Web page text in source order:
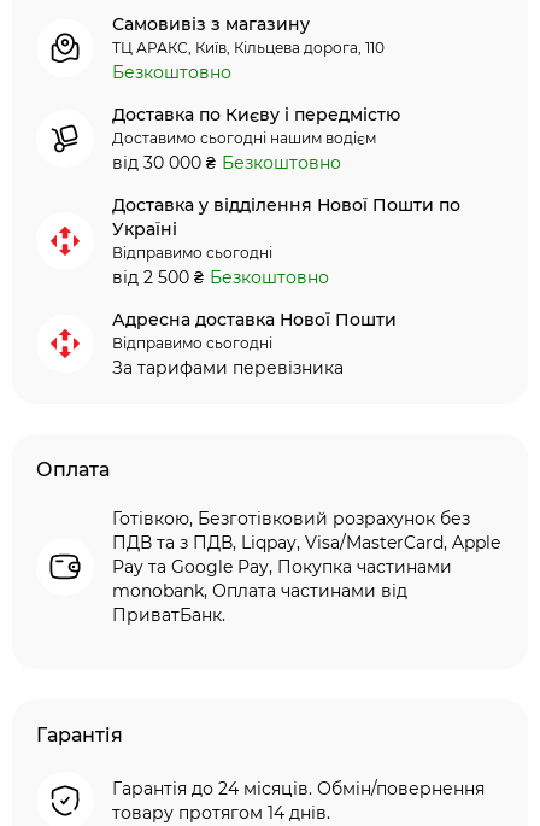
Самовивіз з магазину
ТЦ АРАКС, Київ, Кільцева дорога, 110
Безкоштовно
Доставка по Києву і передмістю
Доставимо сьогодні нашим водієм
від 30 000 ₴ Безкоштовно
Доставка у відділення Нової Пошти по
Україні
Відправимо сьогодні
від 2 500 ₴ Безкоштовно
Адресна доставка Нової Пошти
Відправимо сьогодні
За тарифами перевізника
Оплата
Готівкою, Безготівковий розрахунок без
ПДВ та з ПДВ, Liqpay, Visa/MasterCard, Apple
Pay та Google Pay, Покупка частинами
monobank, Оплата частинами від
ПриватБанк.
Гарантія
Гарантія до 24 місяців. Обмін/повернення
товару протягом 14 днів.